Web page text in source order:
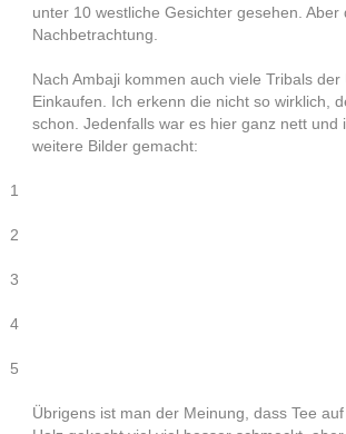
unter 10 westliche Gesichter gesehen.
Nachbetrachtung.
Nach Ambaji kommen auch viele Tribals
Einkaufen. Ich erkenn die nicht so wirklich,
schon. Jedenfalls war es hier ganz nett und
weitere Bilder gemacht:
1
2
3
4
5
Übrigens ist man der Meinung, dass Tee